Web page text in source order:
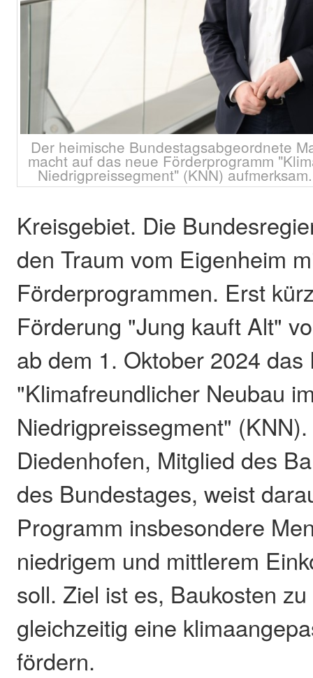
Der heimische Bundestagsabgeordnete
macht auf das neue Förderprogramm
Niedrigpreissegment" (KNN)
Kreisgebiet. Die
den Traum vom Eigenheim
Förderprogrammen. Erst
Förderung "Jung kauft Alt"
ab dem 1. Oktober 2024 das
"Klimafreundlicher Neubau
Niedrigpreissegment"
Diedenhofen, Mitglied des
des Bundestages, weist
Programm insbesondere
niedrigem und mittlerem
soll. Ziel ist es, Baukosten
gleichzeitig eine
fördern.